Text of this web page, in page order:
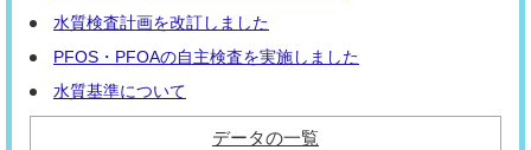
水質検査計画を改訂しました
PFOS・PFOAの自主検査を実施しました
水質基準について
データの一覧